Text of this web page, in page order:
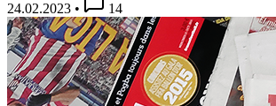
24.02.2023 • 14